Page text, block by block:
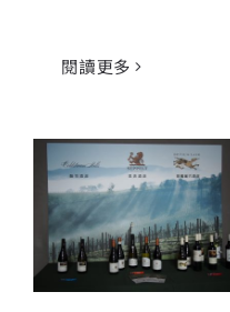
閱讀更多
富邑集團與酒
友企業聯手推
出三大澳洲酒
莊